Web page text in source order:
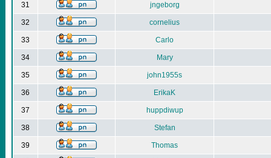
31 jngeborg
32 cornelius
33 Carlo
34 Mary
35 john1955s
36 ErikaK
37 huppdiwup
38 Stefan
39 Thomas